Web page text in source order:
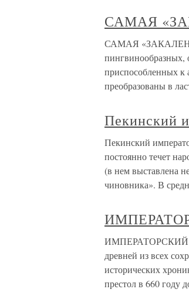
САМАЯ
САМАЯ
пингвинообразных,
приспособленных к
преобразованы в
Пекинский
Пекинский
постоянно течет
(в нем выставлена
чиновника». В
ИМПЕРАТОРСКИЙ
древней из всех
исторических
престол в 660 году